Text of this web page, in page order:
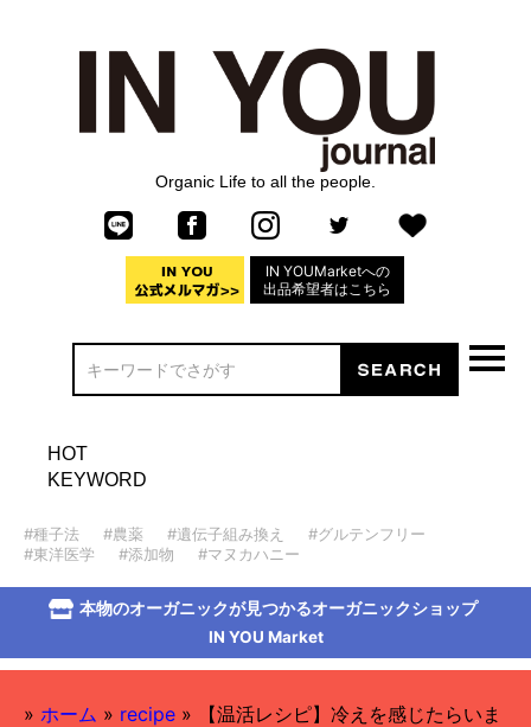
Organic Life to all the people.
IN YOUMarketへの
出品希望者はこちら
HOT
KEYWORD
#種子法 #農薬 #遺伝子組み換え
#グルテンフリー
#東洋医学
#添加物 #マヌカハニー
本物のオーガニックが見つかるオーガニックショップ
IN YOU Market
» ホーム » recipe »
【温活レシピ】冷えを感じたらいま